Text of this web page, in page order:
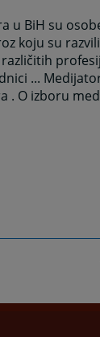
u BiH su
koju su
...
. O izboru